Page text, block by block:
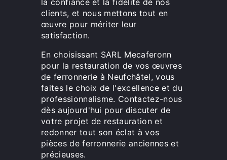
clients, et nous mettons tout en
œuvre pour mériter leur
satisfaction.
En choisissant SARL Mecaferonn
pour la restauration de vos œuvres
de ferronnerie à Neufchâtel, vous
faites le choix de l'excellence et du
professionnalisme. Contactez-nous
dès aujourd'hui pour discuter de
votre projet de restauration et
redonner tout son éclat à vos
pièces de ferronnerie anciennes et
précieuses.